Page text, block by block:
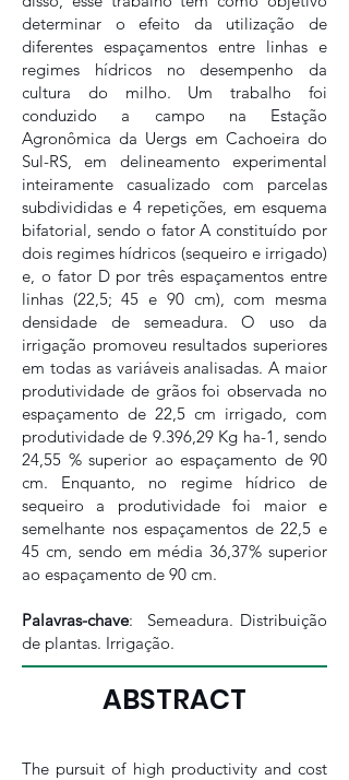
determinar o efeito da utilização de
diferentes espaçamentos entre linhas e
regimes hídricos no desempenho da
cultura do milho. Um trabalho foi
conduzido a campo na Estação
Agronômica da Uergs em Cachoeira do
Sul-RS, em delineamento experimental
inteiramente casualizado com parcelas
subdivididas e 4 repetições, em esquema
bifatorial, sendo o fator A constituído por
dois regimes hídricos (sequeiro e irrigado)
e, o fator D por três espaçamentos entre
linhas (22,5; 45 e 90 cm), com mesma
densidade de semeadura. O uso da
irrigação promoveu resultados superiores
em todas as variáveis analisadas. A maior
produtividade de grãos foi observada no
espaçamento de 22,5 cm irrigado, com
produtividade de 9.396,29 Kg ha-1, sendo
24,55 % superior ao espaçamento de 90
cm. Enquanto, no regime hídrico de
sequeiro a produtividade foi maior e
semelhante nos espaçamentos de 22,5 e
45 cm, sendo em média 36,37% superior
ao espaçamento de 90 cm.
Palavras-chave: Semeadura. Distribuição
de plantas. Irrigação.
ABSTRACT
The pursuit of high productivity and cost